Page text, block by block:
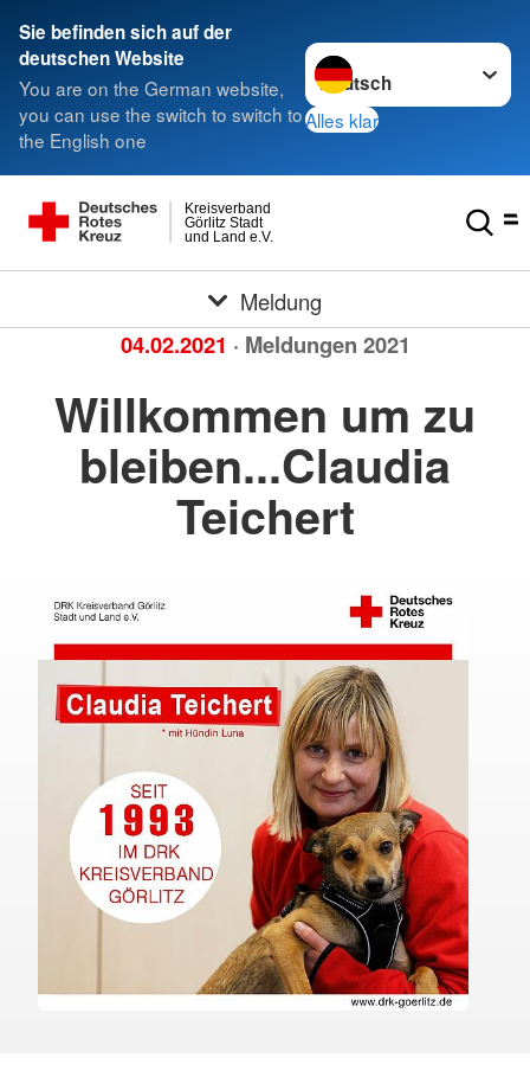
Sie befinden sich auf der
deutschen Website
You are on the German website,
you can use the switch to switch to
the English one
Sprache wechseln zu
Alles klar
und Land e.V.
Görlitz Stadt
Kreisverband
Meldung
04.02.2021 · Meldungen 2021
Willkommen um zu
bleiben...Claudia
Teichert